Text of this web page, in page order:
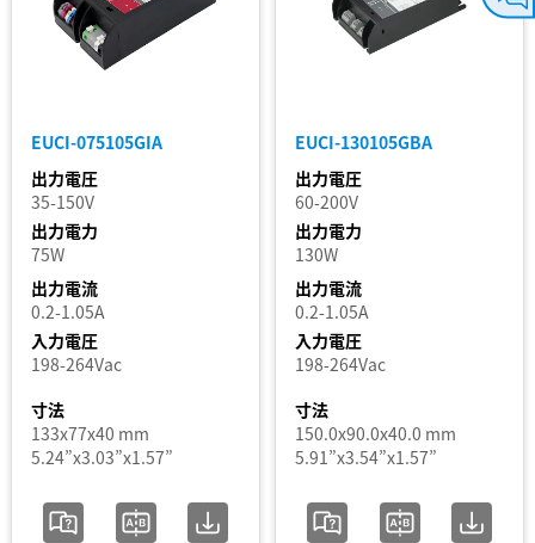
フィルターを外す
EUCI-075105GIA
出力電圧
35-150V
出力電力
75W
出力電流
0.2-1.05A
入力電圧
198-264Vac
寸法
133x77x40 mm
5.24”x3.03”x1.57”
EUCI-130105GBA
出力電圧
60-200V
出力電力
130W
出力電流
0.2-1.05A
入力電圧
198-264Vac
寸法
150.0x90.0x40.0 mm
5.91”x3.54”x1.57”